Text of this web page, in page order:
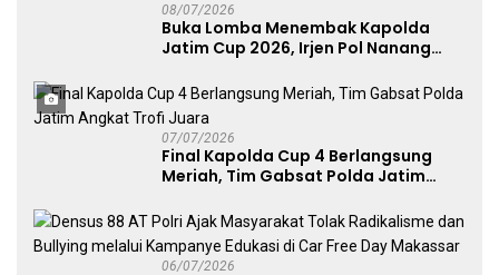
08/07/2026
Buka Lomba Menembak Kapolda
Jatim Cup 2026, Irjen Pol Nanang
Penggunaan Senjata Api
07/07/2026
Final Kapolda Cup 4 Berlangsung
Meriah, Tim Gabsat Polda Jatim
06/07/2026